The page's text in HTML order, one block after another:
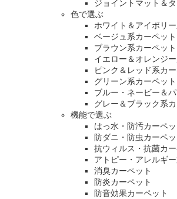
ジョイントマット＆
色で選ぶ
ホワイト＆アイボリ
ベージュ系カーペット
ブラウン系カーペット
イエロー＆オレンジ
ピンク＆レッド系カ
グリーン系カーペット
ブルー・ネービー＆
グレー＆ブラック系
機能で選ぶ
はっ水・防汚カーペッ
防ダニ・防虫カーペッ
抗ウィルス・抗菌カー
アトピー・アレルギ
消臭カーペット
防炎カーペット
防音効果カーペット